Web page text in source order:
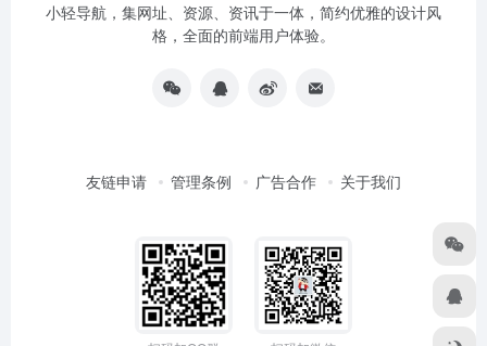
小轻导航，集网址、资源、资讯于一体，简约优雅的设计风
格，全面的前端用户体验。
友链申请 管理条例 广告合作 关于我们